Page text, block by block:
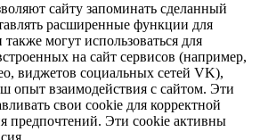
сайту запоминать сделанный
расширенные функции для
могут использоваться для
на сайт сервисов (например,
виджетов социальных сетей VK),
опыт взаимодействия с сайтом. Эти
свои cookie для корректной
предпочтений. Эти cookie активны